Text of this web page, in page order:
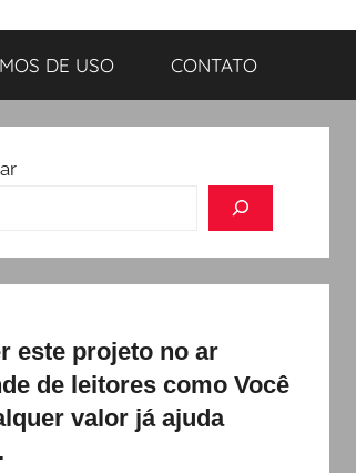
DE USO CONTATO
este projeto no ar
de leitores como Você
valor já ajuda